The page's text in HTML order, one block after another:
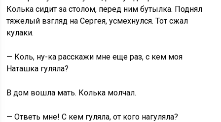
Колька сидит за столом, перед ним бутылка. Поднял
тяжелый взгляд на Сергея, усмехнулся. Тот сжал
кулаки.
— Коль, ну-ка расскажи мне еще раз, с кем моя
Наташка гуляла?
В дом вошла мать. Колька молчал.
— Ответь мне! С кем гуляла, от кого нагуляла?